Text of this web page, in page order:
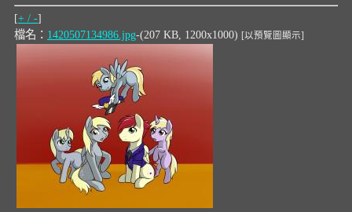
[+ / -]
檔名： 1420507134986.jpg-(207 KB, 1200x1000) [以預覽圖顯示]